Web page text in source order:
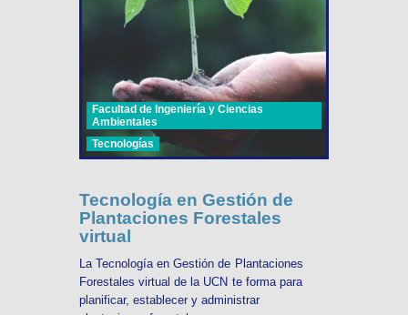
Facultad de Ingeniería y Ciencias
Ambientales
Tecnologías
Tecnología en Gestión de
Plantaciones Forestales
virtual
La Tecnología en Gestión de Plantaciones
Forestales virtual de la UCN te forma para
planificar, establecer y administrar